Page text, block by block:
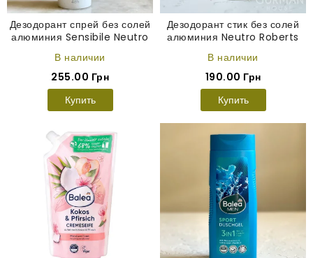
Дезодорант спрей без солей
алюминия Sensibile Neutro
В наличии
255.00 Грн
Купить
Дезодорант стик без солей
алюминия Neutro Roberts
В наличии
190.00 Грн
Купить